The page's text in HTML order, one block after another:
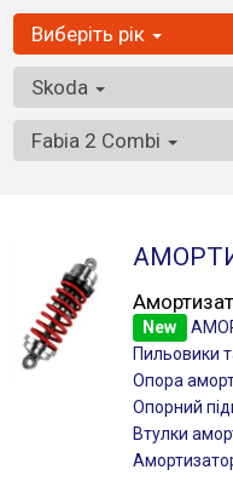
Виберіть рік
Skoda
Fabia 2 Combi
New
Пильовики
Опора
Опорний
Втулки